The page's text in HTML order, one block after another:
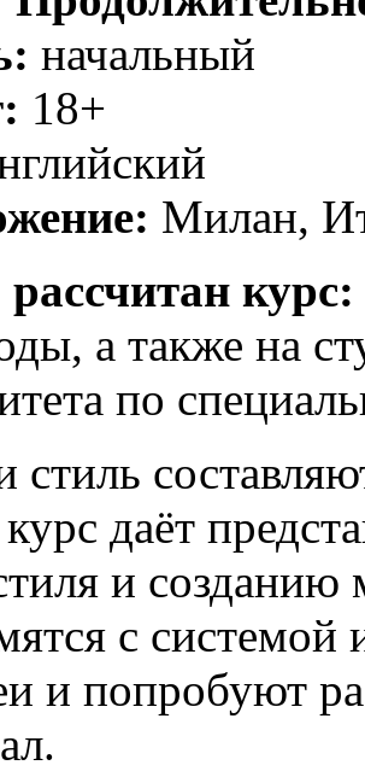
начальный
18+
Милан,
курс:
а также на
по
даёт
и созданию
с
и попробуют